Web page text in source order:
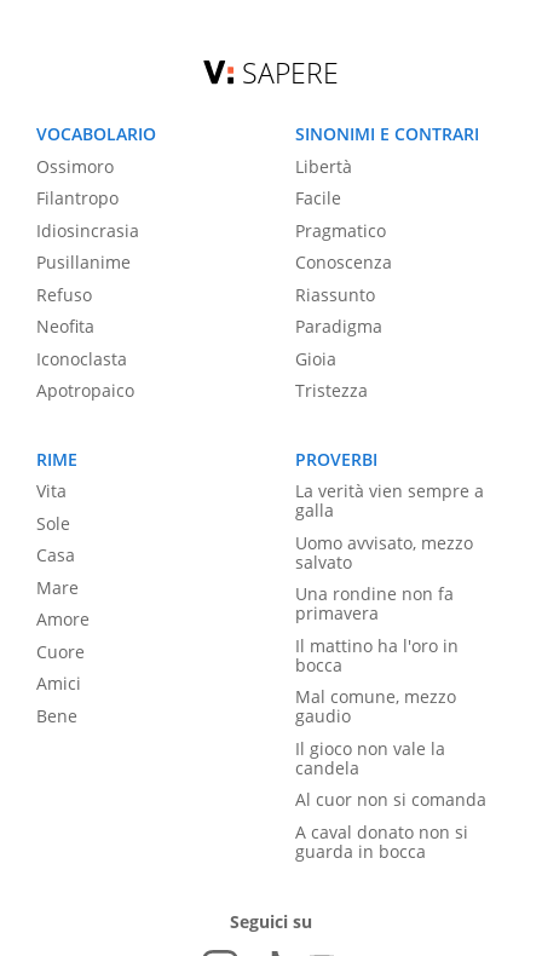
SAPERE
VOCABOLARIO
Ossimoro
Filantropo
Idiosincrasia
Pusillanime
Refuso
Neofita
Iconoclasta
Apotropaico
SINONIMI E CONTRARI
Libertà
Facile
Pragmatico
Conoscenza
Riassunto
Paradigma
Gioia
Tristezza
RIME
Vita
Sole
Casa
Mare
Amore
Cuore
Amici
Bene
PROVERBI
La verità vien sempre a
galla
Uomo avvisato, mezzo
salvato
Una rondine non fa
primavera
Il mattino ha l'oro in
bocca
Mal comune, mezzo
gaudio
Il gioco non vale la
candela
Al cuor non si comanda
A caval donato non si
guarda in bocca
Seguici su